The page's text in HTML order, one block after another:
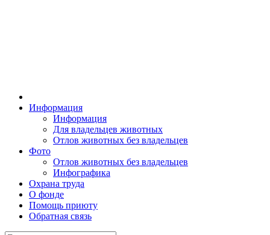
Информация
Информация
Для владельцев животных
Отлов животных без владельцев
Фото
Отлов животных без владельцев
Инфографика
Охрана труда
О фонде
Помощь приюту
Обратная связь